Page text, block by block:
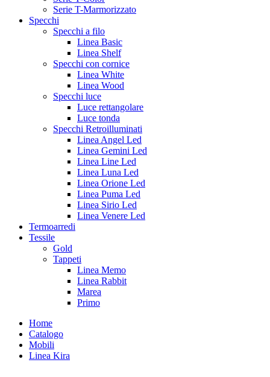
Serie T-Marmorizzato
Specchi
Specchi a filo
Linea Basic
Linea Shelf
Specchi con cornice
Linea White
Linea Wood
Specchi luce
Luce rettangolare
Luce tonda
Specchi Retroilluminati
Linea Angel Led
Linea Gemini Led
Linea Line Led
Linea Luna Led
Linea Orione Led
Linea Puma Led
Linea Sirio Led
Linea Venere Led
Termoarredi
Tessile
Gold
Tappeti
Linea Memo
Linea Rabbit
Marea
Primo
Home
Catalogo
Mobili
Linea Kira